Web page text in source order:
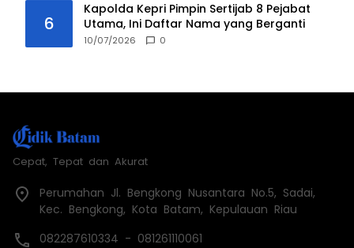
6
Kapolda Kepri Pimpin Sertijab 8 Pejabat
Utama, Ini Daftar Nama yang Berganti
10/07/2026 0
Cepat, Tepat dan Akurat
Perumahan Jl. Bengkong Nusantara No.5, Sadai,
Kec. Bengkong, Kota Batam, Kepulauan Riau
082287610334 - 081261110061